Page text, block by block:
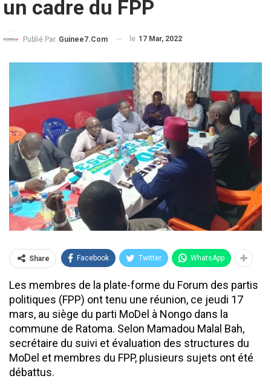
un cadre du FPP
Publié Par Guinee7.com le 17 Mar, 2022
Share Facebook Twitter WhatsApp
Les membres de la plate-forme du Forum des partis
politiques (FPP) ont tenu une réunion, ce jeudi 17
mars, au siège du parti MoDel à Nongo dans la
commune de Ratoma. Selon Mamadou Malal Bah,
secrétaire du suivi et évaluation des structures du
MoDel et membres du FPP, plusieurs sujets ont été
débattus.